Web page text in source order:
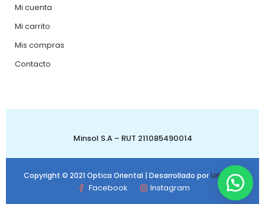
Mi cuenta
Mi carrito
Mis compras
Contacto
Minsol S.A – RUT 211085490014
Copyright © 2021 Optica Oriental | Desarrollado porUrbanbit
Facebook Instagram